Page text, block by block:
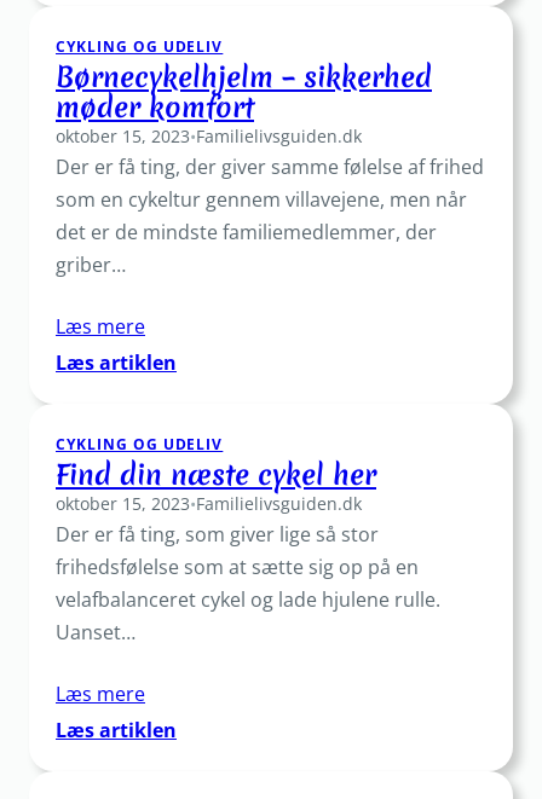
den
rigtige
model
til
dit
barn
CYKLING OG UDELIV
Børnecykelhjelm – sikkerhed
møder komfort
oktober 15, 2023•Familielivsguiden.dk
Der er få ting, der giver samme følelse af frihed
som en cykeltur gennem villavejene, men når
det er de mindste familiemedlemmer, der
griber…
Læs mere
Læs artiklen
sikkerhed
møder
komfort
CYKLING OG UDELIV
Find din næste cykel her
oktober 15, 2023•Familielivsguiden.dk
Der er få ting, som giver lige så stor
frihedsfølelse som at sætte sig op på en
velafbalanceret cykel og lade hjulene rulle.
Uanset…
Læs mere
Læs artiklen